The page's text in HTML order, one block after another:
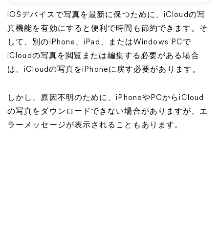
iOSデバイスで写真を最新に保つために、iCloudの写
真機能を有効にすると便利で時間も節約できます。そ
して、別のiPhone、iPad、またはWindows PCで
iCloudの写真を閲覧または編集する必要がある場合
は、iCloudの写真をiPhoneに戻す必要があります。
しかし、原因不明のために、iPhoneやPCからiCloud
の写真をダウンロードできない場合がありますが、エ
ラーメッセージが表示されることもあります。